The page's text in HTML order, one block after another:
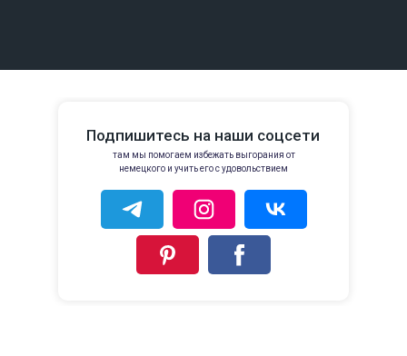
там мы помогаем избежать выгорания от
немецкого и учить его с удовольствием
Подпишитесь на наши соцсети